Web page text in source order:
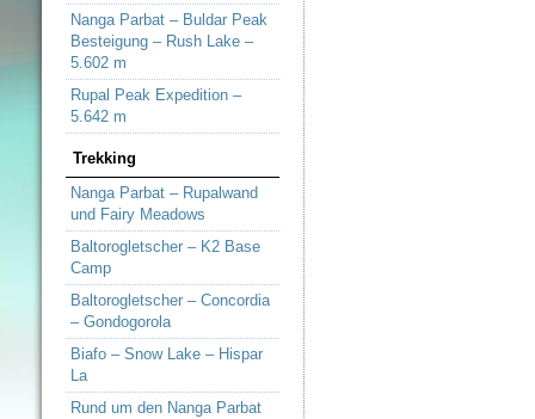
Nanga Parbat – Buldar Peak
Besteigung – Rush Lake –
5.602 m
Rupal Peak Expedition –
5.642 m
Trekking
Nanga Parbat – Rupalwand
und Fairy Meadows
Baltorogletscher – K2 Base
Camp
Baltorogletscher – Concordia
– Gondogorola
Biafo – Snow Lake – Hispar
La
Rund um den Nanga Parbat